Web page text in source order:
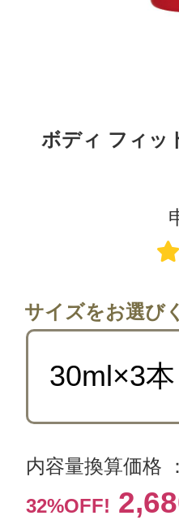
ボディ フィッ
サイズをお選び
内容量換算価格
32%OFF!